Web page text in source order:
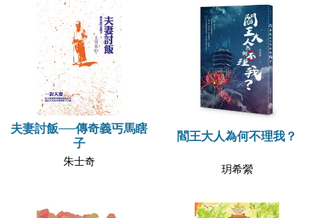
夫妻討飯──傳奇義丐馬瞎
子
朱士奇
閻王大人為何不理我？
玥希縈